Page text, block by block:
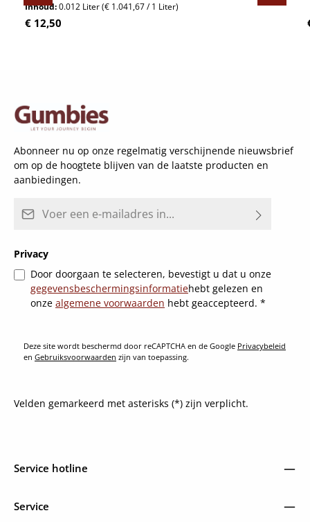
Inhoud:0.012 Liter(€ 1.041,67 / 1 Liter)
Normale prijs:
€ 12,50
Abonneer nu op onze regelmatig verschijnende nieuwsbrief
om op de hoogtete blijven van de laatste producten en
aanbiedingen.
Privacy
Door doorgaan te selecteren, bevestigt u dat u onze
gegevensbeschermingsinformatiehebt gelezen en
onze algemene voorwaarden hebt geaccepteerd. *
Deze site wordt beschermd door reCAPTCHA en de Google Privacybeleid
en Gebruiksvoorwaarden zijn van toepassing.
Velden gemarkeerd met asterisks (*) zijn verplicht.
Service hotline
Service